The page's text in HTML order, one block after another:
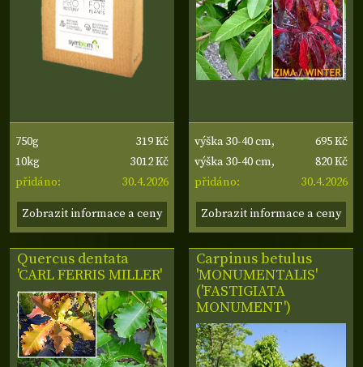
750g
319 Kč
10kg
3012 Kč
přidáno:
30.4.2026
Zobrazit informace a ceny
výška 30-40 cm,
šířka 30-40 cm
695 Kč
výška 30-40 cm,
šířka 30-40 cm
820 Kč
přidáno:
30.4.2026
Zobrazit informace a ceny
Quercus dentata
'CARL FERRIS MILLER'
Carpinus betulus
'MONUMENTALIS'
('FASTIGIATA
MONUMENT')